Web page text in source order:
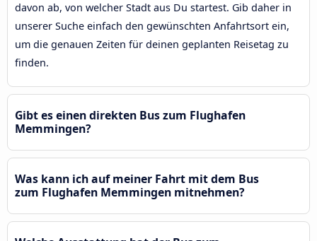
davon ab, von welcher Stadt aus Du startest. Gib daher in
unserer Suche einfach den gewünschten Anfahrtsort ein,
um die genauen Zeiten für deinen geplanten Reisetag zu
finden.
Gibt es einen direkten Bus zum Flughafen
Memmingen?
Was kann ich auf meiner Fahrt mit dem Bus
zum Flughafen Memmingen mitnehmen?